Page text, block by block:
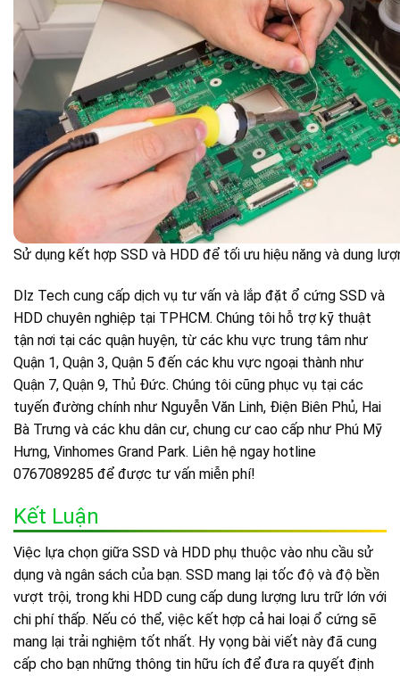
Sử dụng kết hợp SSD và HDD để tối ưu hiệu năng và dung
Dlz Tech cung cấp dịch vụ tư vấn và lắp đặt ổ cứng SSD và
HDD chuyên nghiệp tại TPHCM. Chúng tôi hỗ trợ kỹ thuật
tận nơi tại các quận huyện, từ các khu vực trung tâm như
Quận 1, Quận 3, Quận 5 đến các khu vực ngoại thành như
Quận 7, Quận 9, Thủ Đức. Chúng tôi cũng phục vụ tại các
tuyến đường chính như Nguyễn Văn Linh, Điện Biên Phủ, Hai
Bà Trưng và các khu dân cư, chung cư cao cấp như Phú Mỹ
Hưng, Vinhomes Grand Park. Liên hệ ngay hotline
0767089285 để được tư vấn miễn phí!
Kết Luận
Việc lựa chọn giữa SSD và HDD phụ thuộc vào nhu cầu sử
dụng và ngân sách của bạn. SSD mang lại tốc độ và độ bền
vượt trội, trong khi HDD cung cấp dung lượng lưu trữ lớn với
chi phí thấp. Nếu có thể, việc kết hợp cả hai loại ổ cứng sẽ
mang lại trải nghiệm tốt nhất. Hy vọng bài viết này đã cung
cấp cho bạn những thông tin hữu ích để đưa ra quyết định